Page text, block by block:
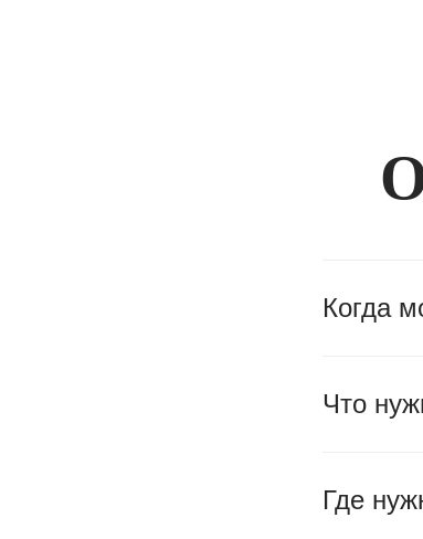
Когда
Что
Где